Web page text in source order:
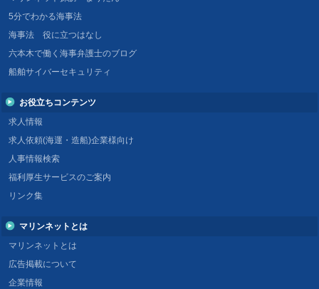
5分でわかる海事法
海事法 役に立つはなし
六本木で働く海事弁護士のブログ
船舶サイバーセキュリティ
お役立ちコンテンツ
求人情報
求人依頼(海運・造船)企業様向け
人事情報検索
福利厚生サービスのご案内
リンク集
マリンネットとは
マリンネットとは
広告掲載について
企業情報